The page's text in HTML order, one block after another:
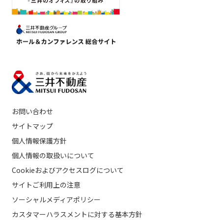
お問い合わせ
サイトマップ
個人情報保護方針
個人情報の取扱いについて
Cookieおよびアクセスログについて
サイトご利用上の注意
ソーシャルメディアポリシー
カスタマーハラスメントに対する基本方針